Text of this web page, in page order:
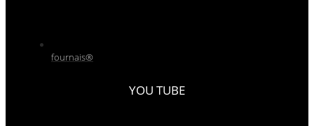
fournais®
YOU TUBE